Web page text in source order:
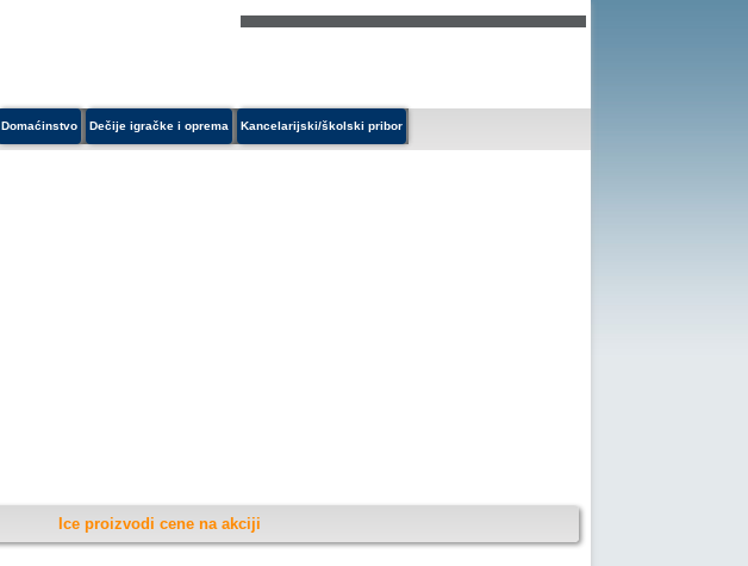
Domaćinstvo Dečije igračke i oprema Kancelarijski/školski pribor
Ice proizvodi cene na akciji